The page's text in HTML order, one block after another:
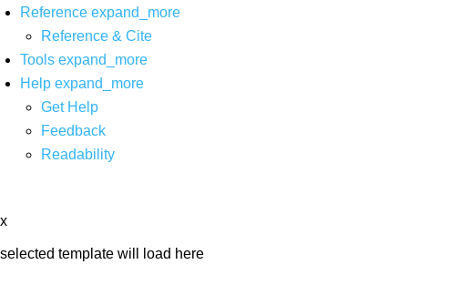
Reference expand_more
Reference & Cite
Tools expand_more
Help expand_more
Get Help
Feedback
Readability
x
selected template will load here